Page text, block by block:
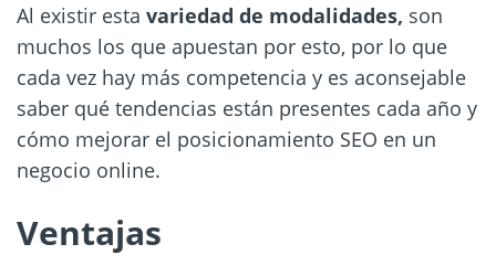
Al existir esta variedad de modalidades, son
muchos los que apuestan por esto, por lo que
cada vez hay más competencia y es aconsejable
saber qué tendencias están presentes cada año y
cómo mejorar el posicionamiento SEO en un
negocio online.
Ventajas